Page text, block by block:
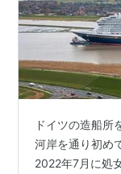
ドイツの造船所
河岸を通り初め
2022年7月に処